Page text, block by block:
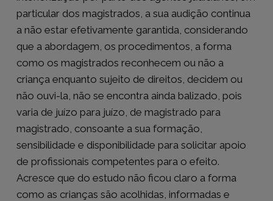
particular dos magistrados, a sua audição continua
a não estar efetivamente garantida, considerando
que a abordagem, os procedimentos, a forma
como os magistrados reconhecem ou não a
criança enquanto sujeito de direitos, decidem ou
não ouvi-la, não se encontra ainda balizado, pois
varia de juízo para juízo, de magistrado para
magistrado, consoante a sua formação,
sensibilidade e disponibilidade para solicitar apoio
de profissionais competentes para o efeito.
Acresce que do estudo não ficou claro a forma
como as crianças são acolhidas, informadas e